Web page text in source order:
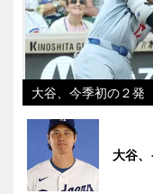
大谷、今季初の２
大谷